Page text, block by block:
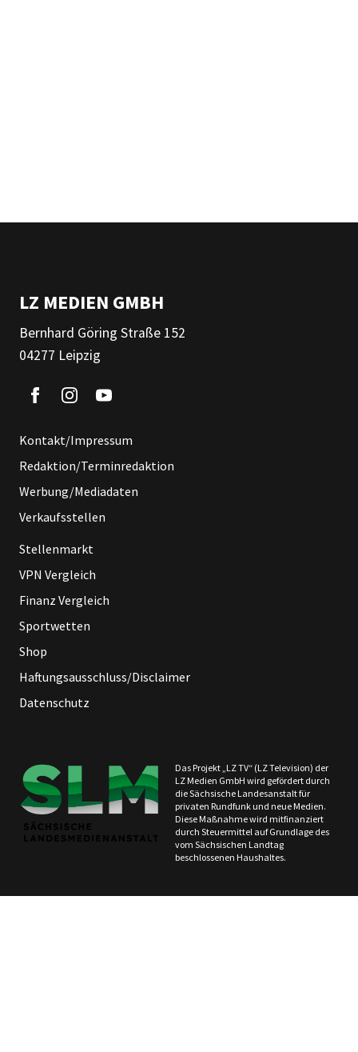
LZ MEDIEN GMBH
Bernhard Göring Straße 152
04277 Leipzig
Kontakt/Impressum
Redaktion/Terminredaktion
Werbung/Mediadaten
Verkaufsstellen
Stellenmarkt
VPN Vergleich
Finanz Vergleich
Sportwetten
Shop
Haftungsausschluss/Disclaimer
Datenschutz
Das Projekt „LZ TV“ (LZ Television) der
LZ Medien GmbH wird gefördert durch
die Sächsische Landesanstalt für
privaten Rundfunk und neue Medien.
Diese Maßnahme wird mitfinanziert
durch Steuermittel auf Grundlage des
vom Sächsischen Landtag
beschlossenen Haushaltes.